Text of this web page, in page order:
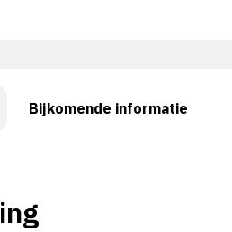
Bijkomende informatie